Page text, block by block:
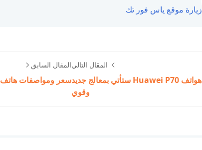
زيارة موقع ياس فور تك
المقال التالي
سلسلة هواتف Huawei P70 ستأتي بمعالج جديد
وقوي
المقال السابق
سعر ومواصفات هاتف OPPO Find X7 Ultra رسميًا